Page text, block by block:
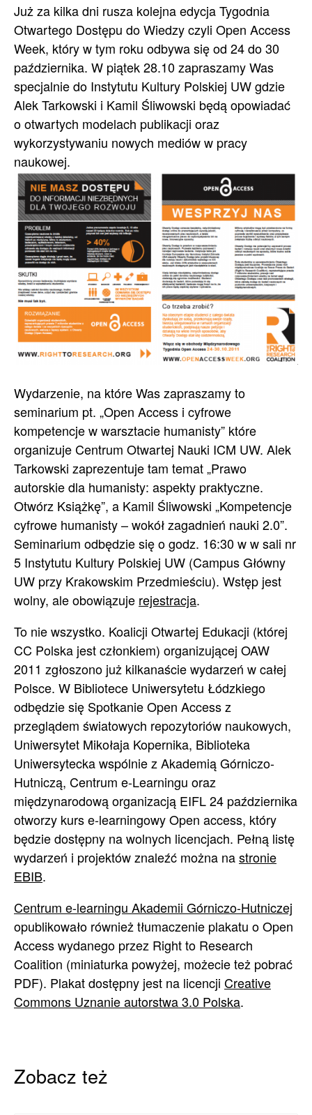
Już za kilka dni rusza kolejna edycja Tygodnia
Otwartego Dostępu do Wiedzy czyli Open Access
Week, który w tym roku odbywa się od 24 do 30
października. W piątek 28.10 zapraszamy Was
specjalnie do Instytutu Kultury Polskiej UW gdzie
Alek Tarkowski i Kamil Śliwowski będą opowiadać
o otwartych modelach publikacji oraz
wykorzystywaniu nowych mediów w pracy
naukowej.
Wydarzenie, na które Was zapraszamy to
seminarium pt. „Open Access i cyfrowe
kompetencje w warsztacie humanisty” które
organizuje Centrum Otwartej Nauki ICM UW. Alek
Tarkowski zaprezentuje tam temat „Prawo
autorskie dla humanisty: aspekty praktyczne.
Otwórz Książkę”, a Kamil Śliwowski „Kompetencje
cyfrowe humanisty – wokół zagadnień nauki 2.0”.
Seminarium odbędzie się o godz. 16:30 w w sali nr
5 Instytutu Kultury Polskiej UW (Campus Główny
UW przy Krakowskim Przedmieściu). Wstęp jest
wolny, ale obowiązuje rejestracja.
To nie wszystko. Koalicji Otwartej Edukacji (której
CC Polska jest członkiem) organizującej OAW
2011 zgłoszono już kilkanaście wydarzeń w całej
Polsce. W Bibliotece Uniwersytetu Łódzkiego
odbędzie się Spotkanie Open Access z
przeglądem światowych repozytoriów naukowych,
Uniwersytet Mikołaja Kopernika, Biblioteka
Uniwersytecka wspólnie z Akademią Górniczo-
Hutniczą, Centrum e-Learningu oraz
międzynarodową organizacją EIFL 24 października
otworzy kurs e-learningowy Open access, który
będzie dostępny na wolnych licencjach. Pełną listę
wydarzeń i projektów znaleźć można nastronie
EBIB.
Centrum e-learningu Akademii Górniczo-Hutniczej
opublikowało również tłumaczenie plakatu o Open
Access wydanego przez Right to Research
Coalition (miniaturka powyżej, możecie też pobrać
PDF). Plakat dostępny jest na licencji Creative
Commons Uznanie autorstwa 3.0 Polska.
Zobacz też